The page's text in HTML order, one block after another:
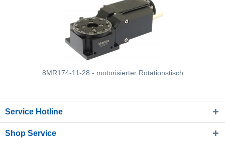
8MR174-11-28 - motorisierter Rotationstisch
Service Hotline
Shop Service